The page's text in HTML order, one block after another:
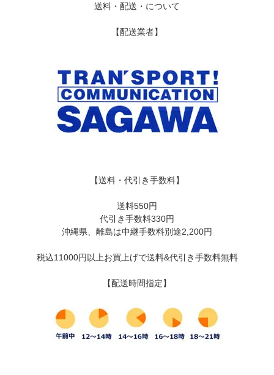
送料・配送・について
【配送業者】
【送料・代引き手数料】
送料550円
代引き手数料330円
沖縄県、離島は中継手数料別途2,200円
税込11000円以上お買上げで送料&代引き手数料無料
【配送時間指定】